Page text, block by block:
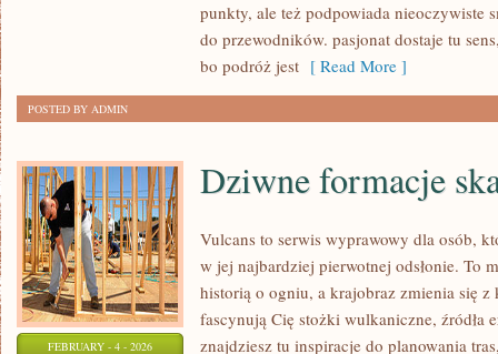
punkty, ale też podpowiada nieoczywiste
do przewodników. pasjonat dostaje tu
bo podróż jest [ Read More ]
POSTED BY ADMIN
FEBRUARY - 4 - 2026
Dziwne formacje
Vulcans to serwis wyprawowy dla osób,
w jej najbardziej pierwotnej odsłonie. To
historią o ogniu, a krajobraz zmienia się z
fascynują Cię stożki wulkaniczne, źródła
znajdziesz tu inspiracje do planowania